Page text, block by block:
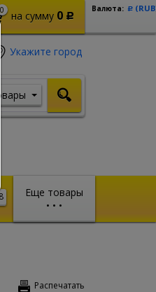
0 на сумму 0 Р
Валюта: Р
Укажите город
Еще товары
• • •
Распечатать